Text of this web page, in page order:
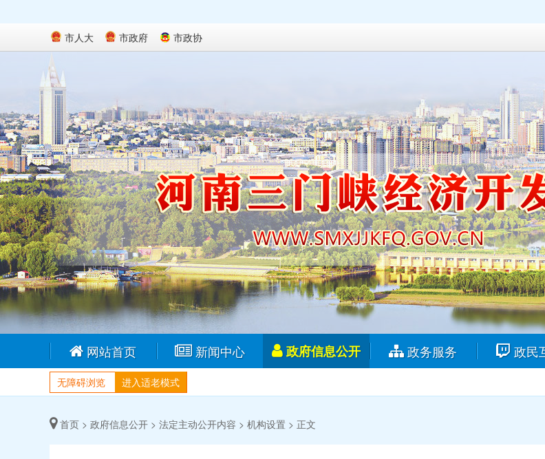
市人大 市政府 市政协
网站首页 新闻中心 政府信息公开 政务服务 政民
无障碍浏览 进入适老模式
首页 > 政府信息公开 > 法定主动公开内容 > 机构设置 > 正文